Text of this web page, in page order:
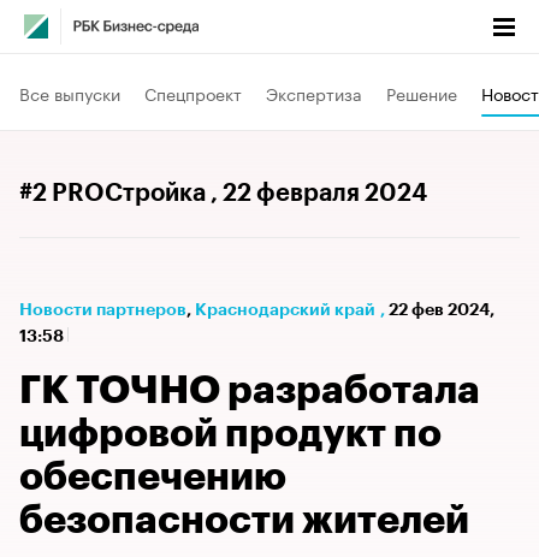
Все выпуски Спецпроект Экспертиза Решение
#2 PROСтройка , 22 февраля 2024
Новости партнеров⁠, Краснодарский край , 22 фев 2024,
13:58
ГК ТОЧНО разработала
цифровой продукт по
обеспечению
безопасности жителей